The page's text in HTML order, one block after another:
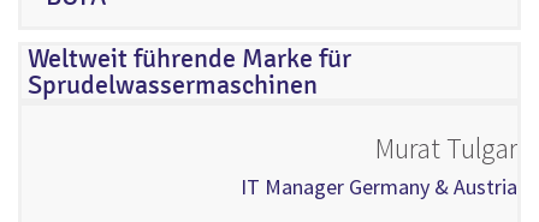
Weltweit führende Marke für
Sprudelwassermaschinen
Murat Tulgar
IT Manager Germany & Austria